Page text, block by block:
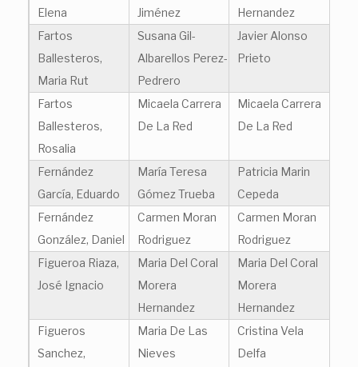
Elena
Jiménez
Hernandez
Fartos
Ballesteros,
Maria Rut
Susana Gil-
Albarellos Perez-
Pedrero
Javier Alonso
Prieto
Fartos
Ballesteros,
Rosalia
Micaela Carrera
De La Red
Micaela Carrera
De La Red
Fernández
García, Eduardo
María Teresa
Gómez Trueba
Patricia Marin
Cepeda
Fernández
González, Daniel
Carmen Moran
Rodriguez
Carmen Moran
Rodriguez
Figueroa Riaza,
José Ignacio
Maria Del Coral
Morera
Hernandez
Maria Del Coral
Morera
Hernandez
Figueros
Sanchez,
Maria De Las
Nieves
Cristina Vela
Delfa